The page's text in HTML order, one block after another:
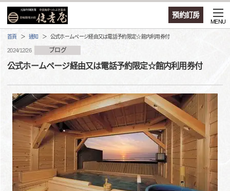
預約訂房
MENU
首頁 通知 公式ホームページ経由又は電話予約限定☆館内利用券付
2024/12/26 ブログ
公式ホームページ経由又は電話予約限定☆館内利用券付